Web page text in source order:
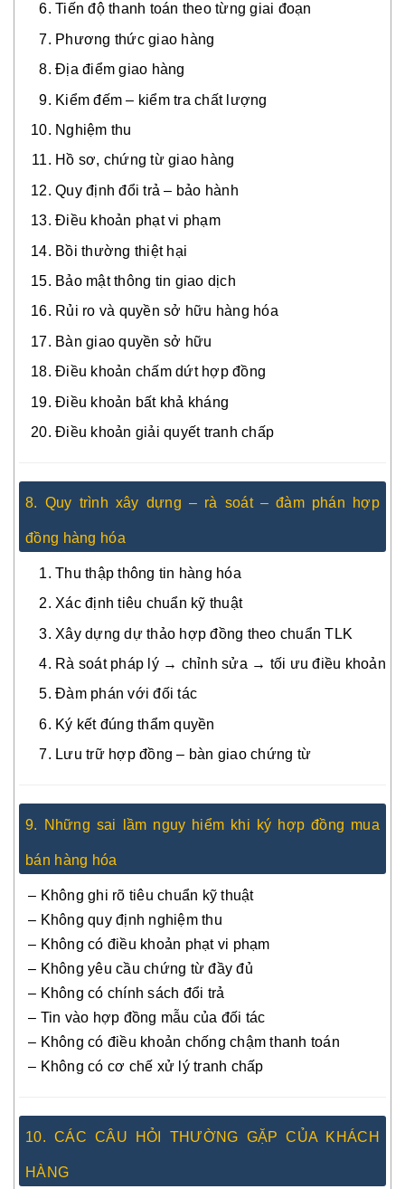
Tiến độ thanh toán theo từng giai đoạn
Phương thức giao hàng
Địa điểm giao hàng
Kiểm đếm – kiểm tra chất lượng
Nghiệm thu
Hồ sơ, chứng từ giao hàng
Quy định đổi trả – bảo hành
Điều khoản phạt vi phạm
Bồi thường thiệt hại
Bảo mật thông tin giao dịch
Rủi ro và quyền sở hữu hàng hóa
Bàn giao quyền sở hữu
Điều khoản chấm dứt hợp đồng
Điều khoản bất khả kháng
Điều khoản giải quyết tranh chấp
8. Quy trình xây dựng – rà soát – đàm phán hợp
đồng hàng hóa
Thu thập thông tin hàng hóa
Xác định tiêu chuẩn kỹ thuật
Xây dựng dự thảo hợp đồng theo chuẩn TLK
Rà soát pháp lý → chỉnh sửa → tối ưu điều khoản
Đàm phán với đối tác
Ký kết đúng thẩm quyền
Lưu trữ hợp đồng – bàn giao chứng từ
9. Những sai lầm nguy hiểm khi ký hợp đồng mua
bán hàng hóa
– Không ghi rõ tiêu chuẩn kỹ thuật
– Không quy định nghiệm thu
– Không có điều khoản phạt vi phạm
– Không yêu cầu chứng từ đầy đủ
– Không có chính sách đổi trả
– Tin vào hợp đồng mẫu của đối tác
– Không có điều khoản chống chậm thanh toán
– Không có cơ chế xử lý tranh chấp
10. CÁC CÂU HỎI THƯỜNG GẶP CỦA KHÁCH
HÀNG